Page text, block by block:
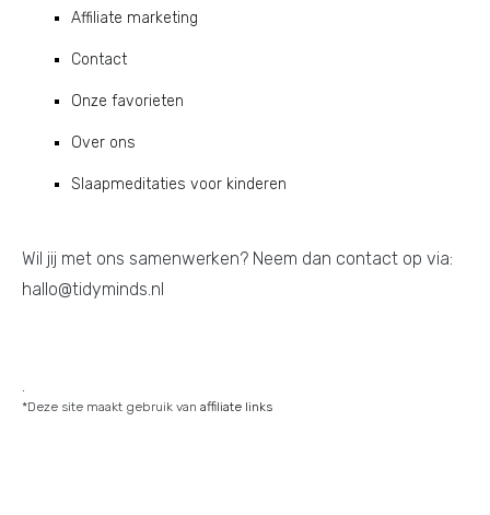
Affiliate marketing
Contact
Onze favorieten
Over ons
Slaapmeditaties voor kinderen
Wil jij met ons samenwerken? Neem dan contact op via:
hallo@tidyminds.nl
*Deze site maakt gebruik van affiliate links
.